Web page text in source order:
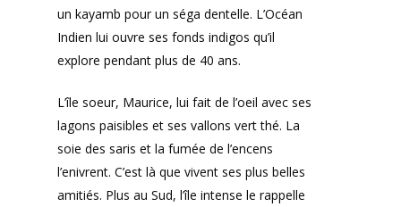
un kayamb pour un séga dentelle. L’Océan
Indien lui ouvre ses fonds indigos qu’il
explore pendant plus de 40 ans.
L’île soeur, Maurice, lui fait de l’oeil avec ses
lagons paisibles et ses vallons vert thé. La
soie des saris et la fumée de l’encens
l’enivrent. C’est là que vivent ses plus belles
amitiés. Plus au Sud, l’île intense le rappelle